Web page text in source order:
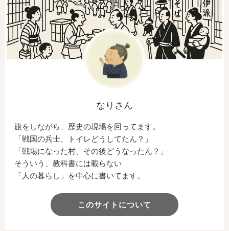
なりさん
旅をしながら、歴史の現場を回ってます。
「戦国の兵士、トイレどうしてたん？」
「戦場になった村、その後どうなったん？」
そういう、教科書には載らない
「人の暮らし」を中心に書いてます。
このサイトについて